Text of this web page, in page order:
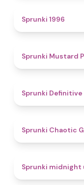
Sprunki 1996
Sprunki Mustard
Sprunki Definitive
Sprunki Chaotic
Sprunki midnight